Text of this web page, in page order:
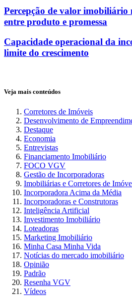
Percepção de valor imobiliário
entre produto e promessa
Capacidade operacional da
limite do crescimento
Veja mais conteúdos
Corretores de Imóveis
Desenvolvimento de
Destaque
Economia
Entrevistas
Financiamento Imobiliário
FOCO VGV
Gestão de Incorporadoras
Imobiliárias e Corretores de
Incorporadora Acima da Média
Incorporadoras e Construtoras
Inteligência Artificial
Investimento Imobiliário
Loteadoras
Marketing Imobiliário
Minha Casa Minha Vida
Notícias do mercado imobiliário
Opinião
Padrão
Resenha VGV
Vídeos